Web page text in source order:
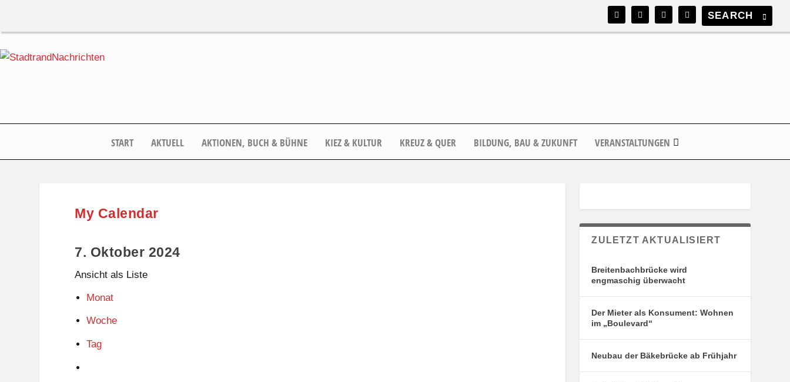
START AKTUELL AKTIONEN, BUCH & BÜHNE KIEZ & KULTUR KREUZ & QUER BILDUNG, BAU & ZUKUNFT VERANSTALTUNGEN
My Calendar
7. Oktober 2024
Ansicht als Liste
Monat
Woche
Tag
ZULETZT AKTUALISIERT
Breitenbachbrücke wird
engmaschig überwacht
Der Mieter als Konsument: Wohnen
im „Boulevard“
Neubau der Bäkebrücke ab Frühjahr